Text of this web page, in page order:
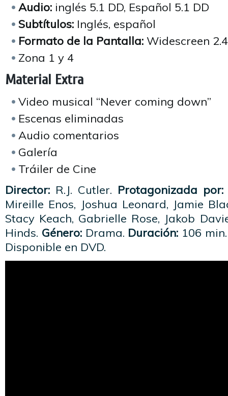
Audio: inglés 5.1 DD, Español 5.1 DD
Subtítulos: Inglés, español
Formato de la Pantalla: Widescreen
Zona 1 y 4
Material Extra
Video musical “Never coming down”
Escenas eliminadas
Audio comentarios
Galería
Tráiler de Cine
Director: R.J. Cutler. Protagonizada por:
Mireille Enos, Joshua Leonard, Jamie
Stacy Keach, Gabrielle Rose, Jakob
Hinds. Género:Drama. Duración: 106
Disponible en DVD.